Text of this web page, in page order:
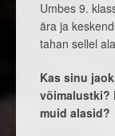
Umbes 9.
ära ja
tahan sellel
Kas sinu
võimalustki?
muid alasid?